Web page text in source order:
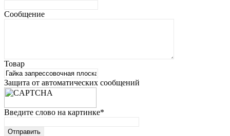
Сообщение
Товар
Защита от автоматических сообщений
Введите слово на картинке*